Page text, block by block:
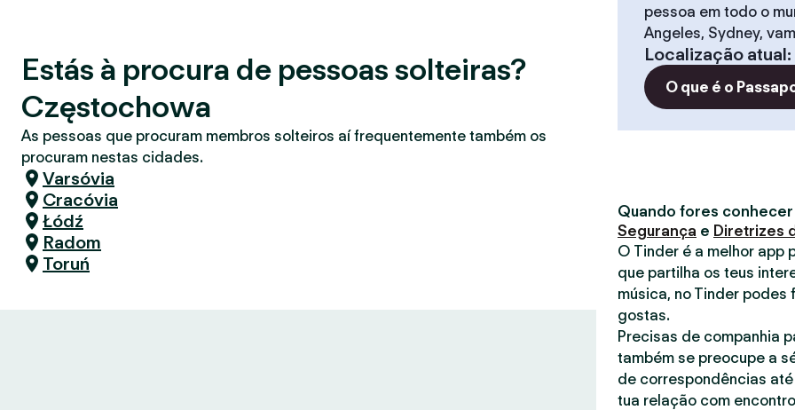
Estás à procura de pessoas solteiras?
Częstochowa
As pessoas que procuram membros solteiros aí frequentemente também os
procuram nestas cidades.
Varsóvia
Cracóvia
Łódź
Radom
Toruń
pessoa em todo o
Angeles, Sydney,
Localização atual:
O que é o
Quando fores
Segurança e Diretrizes
O Tinder é a melhor app
que partilha os teus
música, no Tinder
gostas.
Precisas de companhia
também se preocupe a
de correspondências
tua relação com